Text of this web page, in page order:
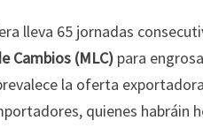
lleva 65 jornadas
Cambios (MLC) para
la oferta
quienes habráin